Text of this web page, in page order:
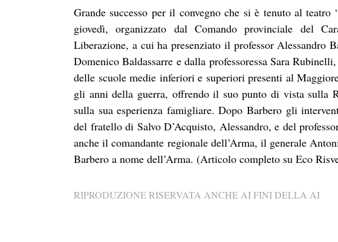
Grande successo per il convegno che si è tenuto al
giovedì, organizzato dal Comando provinciale del
Liberazione, a cui ha presenziato il professor Alessandro
Domenico Baldassarre e dalla professoressa Sara
delle scuole medie inferiori e superiori presenti al
gli anni della guerra, offrendo il suo punto di vista sulla
sulla sua esperienza famigliare. Dopo Barbero gli
del fratello di Salvo D’Acquisto, Alessandro, e del
anche il comandante regionale dell’Arma, il generale
Barbero a nome dell’Arma. (Articolo completo su Eco
RIPRODUZIONE RISERVATA ANCHE AI FINI DELLA AI